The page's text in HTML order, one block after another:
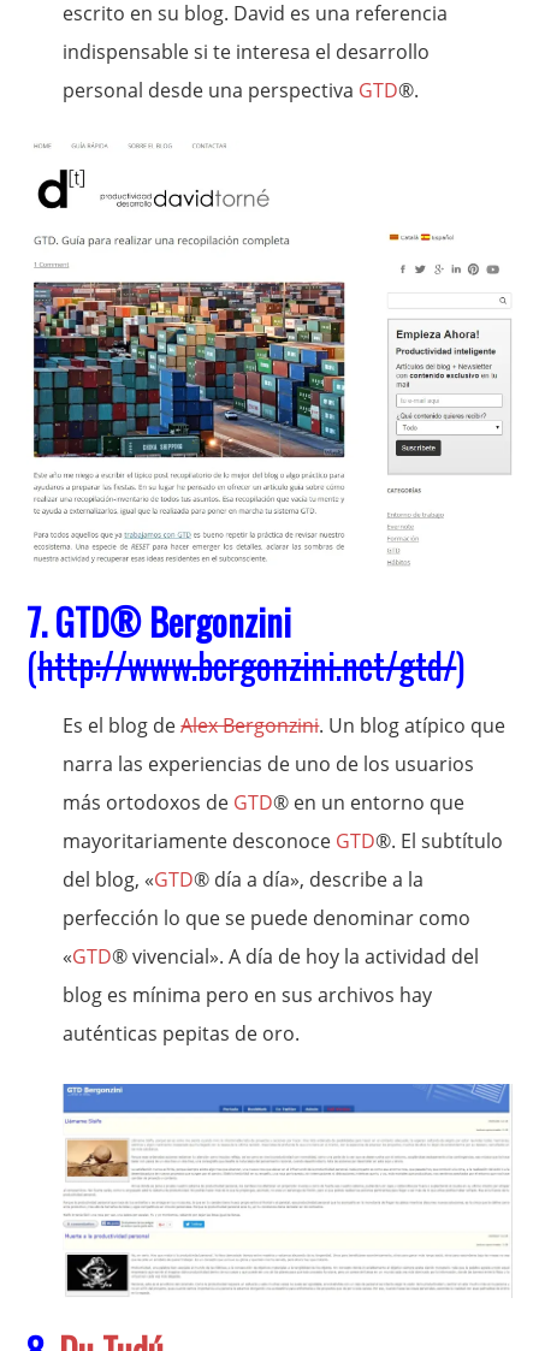
escrito en su blog. David es una referencia
indispensable si te interesa el desarrollo
personal desde una perspectiva GTD®.
7.GTD® Bergonzini
(http://www.bergonzini.net/gtd/)
Es el blog deAlex Bergonzini. Un blog atípico que
narra las experiencias de uno de los usuarios
más ortodoxos de GTD® en un entorno que
mayoritariamente desconoce GTD®. El subtítulo
del blog, «GTD® día a día», describe a la
perfección lo que se puede denominar como
«GTD® vivencial». A día de hoy la actividad del
blog es mínima pero en sus archivos hay
auténticas pepitas de oro.